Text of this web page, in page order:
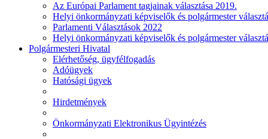
Az Európai Parlament tagjainak választása 2019.
Helyi önkormányzati képviselők és polgármester
Parlamenti Választások 2022
Helyi önkormányzati képviselők és polgármester
Polgármesteri Hivatal
Elérhetőség, ügyfélfogadás
Adóügyek
Hatósági ügyek
Hirdetmények
Önkormányzati Elektronikus Ügyintézés